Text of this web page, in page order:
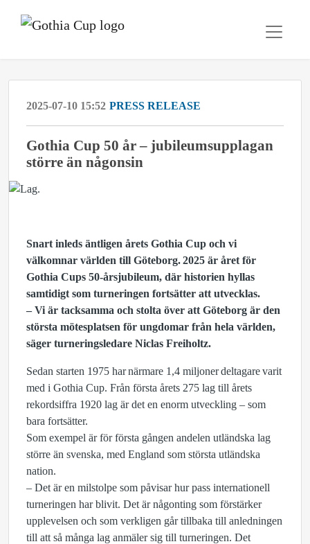
2025-07-10 15:52 PRESS RELEASE
Gothia Cup 50 år – jubileumsupplagan
större än någonsin
Snart inleds äntligen årets Gothia Cup och vi
välkomnar världen till Göteborg. 2025 är året för
Gothia Cups 50-årsjubileum, där historien hyllas
samtidigt som turneringen fortsätter att utvecklas.
– Vi är tacksamma och stolta över att Göteborg är den
största mötesplatsen för ungdomar från hela världen,
säger turneringsledare Niclas Freiholtz.
Sedan starten 1975 har närmare 1,4 miljoner deltagare varit
med i Gothia Cup. Från första årets 275 lag till årets
rekordsiffra 1920 lag är det en enorm utveckling – som
bara fortsätter.
Som exempel är för första gången andelen utländska lag
större än svenska, med England som största utländska
nation.
– Det är en milstolpe som påvisar hur pass internationell
turneringen har blivit. Det är någonting som förstärker
upplevelsen och som verkligen går tillbaka till anledningen
till att så många lag anmäler sig till turneringen. Det